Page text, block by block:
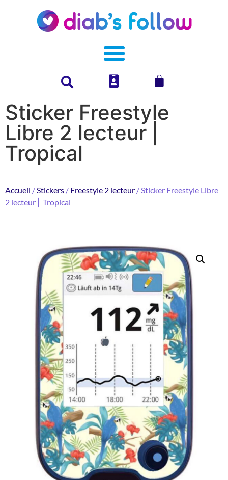
Sticker Freestyle
Libre 2 lecteur ⎜
Tropical
Accueil /Stickers / Freestyle 2 lecteur / Sticker Freestyle Libre
2 lecteur ⎜ Tropical